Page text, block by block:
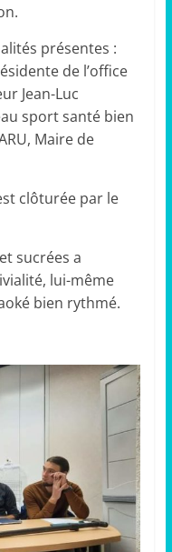
présentes :
de l’office
Jean-Luc
sport santé bien
Maire de
clôturée par le
sucrées a
lui-même
bien rythmé.